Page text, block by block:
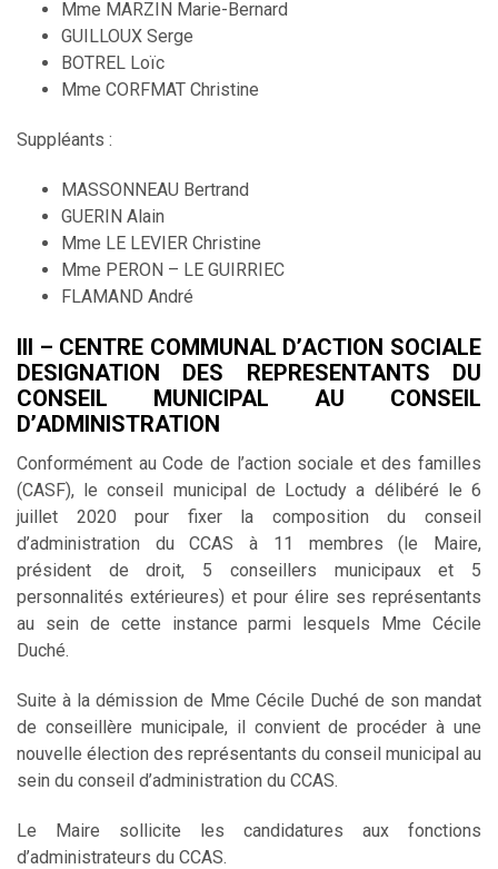
Mme MARZIN Marie-Bernard
GUILLOUX Serge
BOTREL Loïc
Mme CORFMAT Christine
Suppléants :
MASSONNEAU Bertrand
GUERIN Alain
Mme LE LEVIER Christine
Mme PERON – LE GUIRRIEC
FLAMAND André
III – CENTRE COMMUNAL D’ACTION SOCIALE
DESIGNATION DES REPRESENTANTS DU
CONSEIL MUNICIPAL AU CONSEIL
D’ADMINISTRATION
Conformément au Code de l’action sociale et des familles
(CASF), le conseil municipal de Loctudy a délibéré le 6
juillet 2020 pour fixer la composition du conseil
d’administration du CCAS à 11 membres (le Maire,
président de droit, 5 conseillers municipaux et 5
personnalités extérieures) et pour élire ses représentants
au sein de cette instance parmi lesquels Mme Cécile
Duché.
Suite à la démission de Mme Cécile Duché de son mandat
de conseillère municipale, il convient de procéder à une
nouvelle élection des représentants du conseil municipal au
sein du conseil d’administration du CCAS.
Le Maire sollicite les candidatures aux fonctions
d’administrateurs du CCAS.